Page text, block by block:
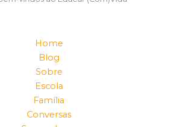
Home
Blog
Sobre
Escola
Família
Conversas